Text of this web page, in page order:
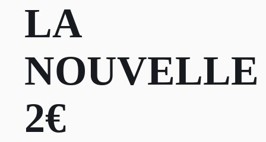
LA
NOUVELLE
2€